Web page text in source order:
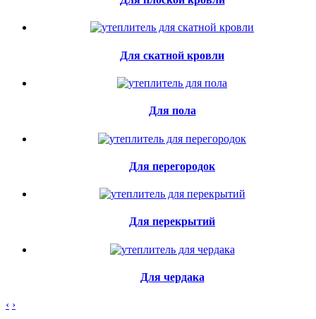
Для скатной кровли
Для пола
Для перегородок
Для перекрытий
Для чердака
‹ ›